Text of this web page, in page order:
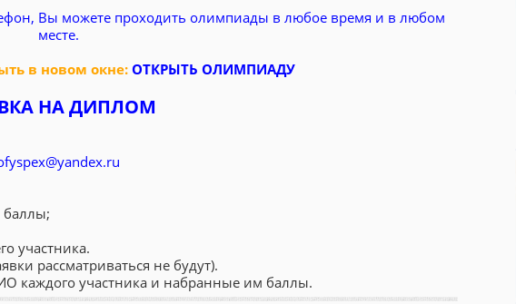
Вы можете проходить олимпиады в любое время и в любом
месте.
в новом окне: ОТКРЫТЬ ОЛИМПИАДУ
НА ДИПЛОМ
участника.
рассматриваться не будут).
каждого участника и набранные им баллы.